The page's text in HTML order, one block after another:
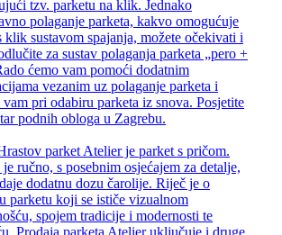
tzv. parketu na klik. Jednako
polaganje parketa, kakvo omogućuje
klik sustavom spajanja, možete očekivati i
za sustav polaganja parketa „pero +
ćemo vam pomoći dodatnim
vezanim uz polaganje parketa i
pri odabiru parketa iz snova. Posjetite
podnih obloga u Zagrebu.
parket Atelier je parket s pričom.
ručno, s posebnim osjećajem za detalje,
dodatnu dozu čarolije. Riječ je o
parketu koji se ističe vizualnom
spojem tradicije i modernosti te
Prodaja parketa Atelier uključuje i druge